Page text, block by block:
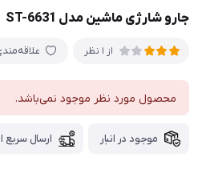
جارو شارژی ماشین مدل ST-6631
از 1 نظر
محصول مورد نظر موجود نمی‌باشد.
موجود در انبار ارسال سریع